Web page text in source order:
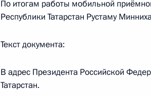
О ходе исполнения поручения,
Президента Российской
Российской Федерации по
По итогам работы мобильной
Республики Татарстан Рустаму
Текст документа:
В адрес Президента Российской
Татарстан.